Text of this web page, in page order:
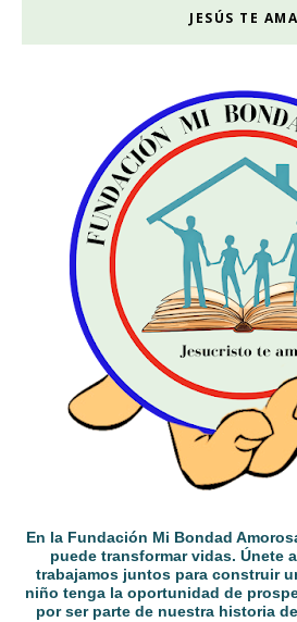
JESÚS TE AMA
En la Fundación Mi Bondad
puede transformar vidas. Únete
trabajamos juntos para construir
niño tenga la oportunidad de
por ser parte de nuestra historia